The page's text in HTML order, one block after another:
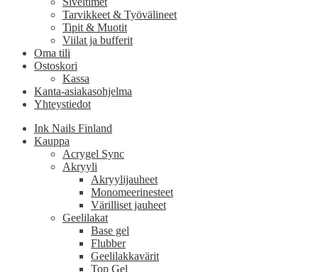
Tarvikkeet & Työvälineet
Tipit & Muotit
Viilat ja bufferit
Oma tili
Ostoskori
Kassa
Kanta-asiakasohjelma
Yhteystiedot
Ink Nails Finland
Kauppa
Acrygel Sync
Akryyli
Akryylijauheet
Monomeerinesteet
Värilliset jauheet
Geelilakat
Base gel
Flubber
Geelilakkavärit
Top Gel